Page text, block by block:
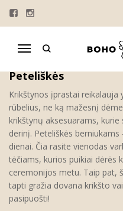
Navigacija
PETELIŠKĖS
Peteliškės
Krikštynos įprastai reikalauja
rūbelius, ne ką mažesnį
krikštynų aksesuarams,
derinį. Peteliškės
dienai. Čia rasite vienodas
tėčiams, kurios puikiai dėrės
ceremonijos metu. Taip pat,
tapti gražia dovana krikšto
pasipuošti!